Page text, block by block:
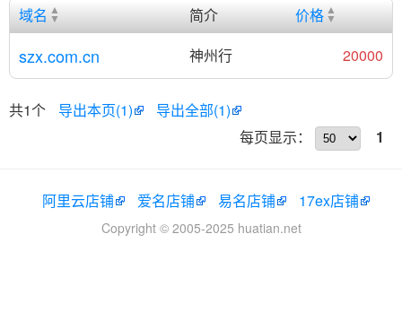
域名 简介 价格
szx.com.cn 神州行 20000
共1个 导出本页(1)
导出全部(1)
每页显示：
1
阿里云店铺 爱名店铺 易名店铺 17ex店铺
Copyright © 2005-2025 huatian.net